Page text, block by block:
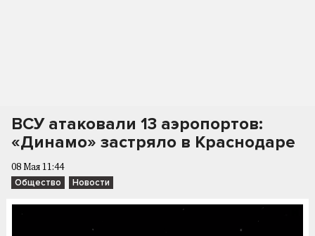
ВСУ атаковали 13 аэропортов:
«Динамо» застряло в Краснодаре
08 Мая 11:44
Общество Новости